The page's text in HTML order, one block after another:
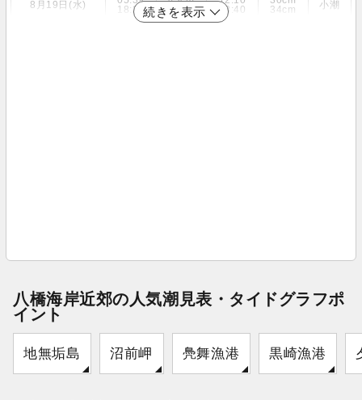
8月19日(水)
18:29
40cm
23:40
34cm
小潮
続きを表示
八橋海岸近郊の人気潮見表・タイドグラフポ
イント
地無垢島 沼前岬 鳧舞漁港 黒崎漁港